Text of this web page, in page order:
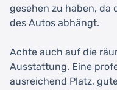
gesehen zu haben, da
des Autos abhängt.
Achte auch auf die
Ausstattung. Eine
ausreichend Platz,